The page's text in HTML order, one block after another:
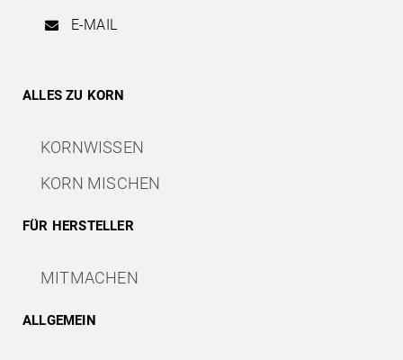
E-MAIL
ALLES ZU KORN
KORNWISSEN
KORN MISCHEN
FÜR HERSTELLER
MITMACHEN
ALLGEMEIN